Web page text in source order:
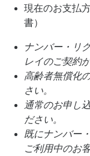
現在のお支払
書）
ナンバー・リ
レイのご契約
高齢者無償化
さい。
通常のお申し
ださい。
既にナンバー
ご利用中のお